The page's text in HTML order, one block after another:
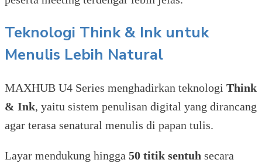
Teknologi Think & Ink untuk
Menulis Lebih Natural
MAXHUB U4 Series menghadirkan teknologi Think
& Ink, yaitu sistem penulisan digital yang dirancang
agar terasa senatural menulis di papan tulis.
Layar mendukung hingga 50 titik sentuh secara